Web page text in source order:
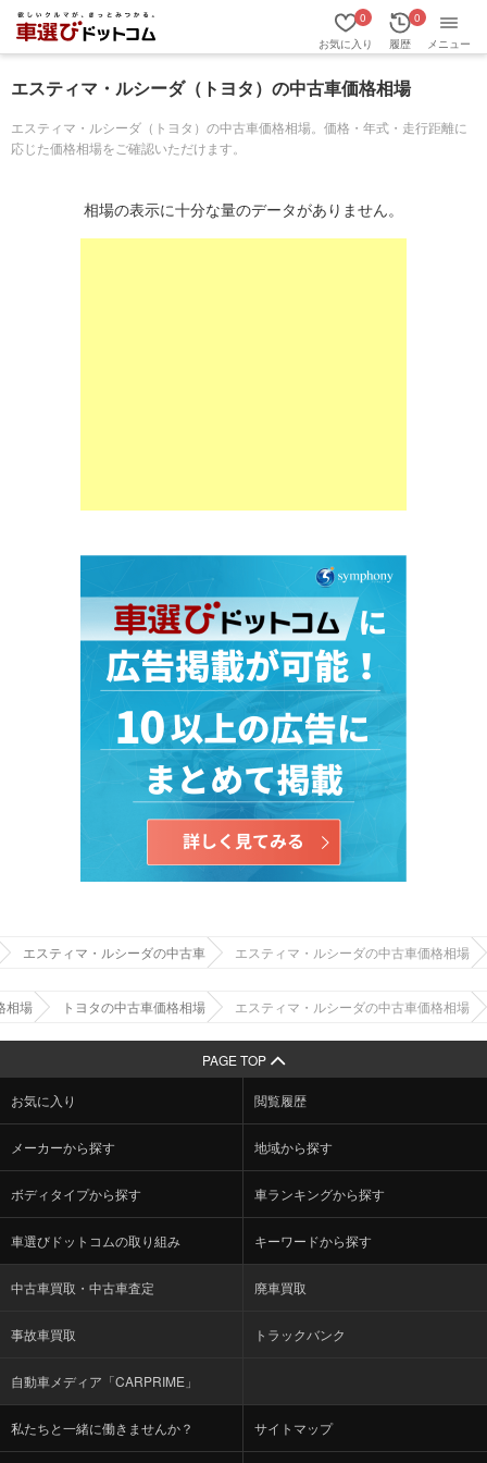
お気に入り
0
履歴
0
メニュー
エスティマ・ルシーダ（トヨタ）の中古車価格相場
エスティマ・ルシーダ（トヨタ）の中古車価格相場。価格・年式・走行距離に
応じた価格相場をご確認いただけます。
相場の表示に十分な量のデータがありません。
エスティマ・ルシーダの中古車 エスティマ・ルシーダの中古車価格相場
相場 トヨタの中古車価格相場 エスティマ・ルシーダの中古車価格相場
PAGE TOP
お気に入り 閲覧履歴
メーカーから探す 地域から探す
ボディタイプから探す 車ランキングから探す
車選びドットコムの取り組み キーワードから探す
中古車買取・中古車査定 廃車買取
事故車買取 トラックバンク
自動車メディア「CARPRIME」
私たちと一緒に働きませんか？ サイトマップ